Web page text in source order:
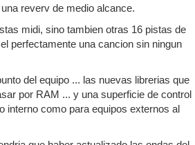
reverv de medio alcance.
midi, sino tambien otras 16 pistas de
perfectamente una cancion sin ningun
del equipo ... las nuevas librerias que
por RAM ... y una superficie de control
interno como para equipos externos al